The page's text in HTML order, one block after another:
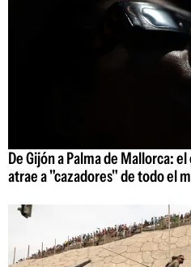
De Gijón a Palma de Mallorca:
atrae a "cazadores" de todo el